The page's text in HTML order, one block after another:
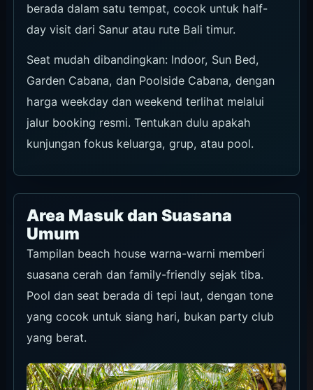
berada dalam satu tempat, cocok untuk half-
day visit dari Sanur atau rute Bali timur.
Seat mudah dibandingkan: Indoor, Sun Bed,
Garden Cabana, dan Poolside Cabana, dengan
harga weekday dan weekend terlihat melalui
jalur booking resmi. Tentukan dulu apakah
kunjungan fokus keluarga, grup, atau pool.
Area Masuk dan Suasana
Umum
Tampilan beach house warna-warni memberi
suasana cerah dan family-friendly sejak tiba.
Pool dan seat berada di tepi laut, dengan tone
yang cocok untuk siang hari, bukan party club
yang berat.